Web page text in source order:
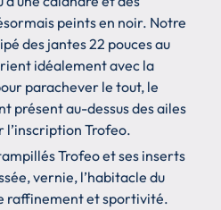
peints en noir. Notre
des jantes 22 pouces au
idéalement avec la
parachever le tout, le
présent au-dessus des ailes
Trofeo.
Trofeo et ses inserts
vernie, l’habitacle du
raffinement et sportivité.